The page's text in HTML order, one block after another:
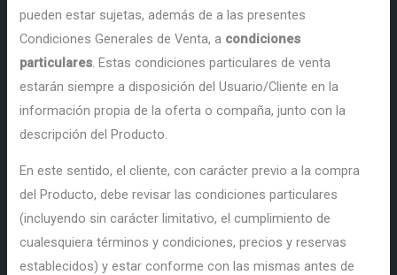
pueden estar sujetas, además de a las presentes
Condiciones Generales de Venta, a condiciones
particulares. Estas condiciones particulares de venta
estarán siempre a disposición del Usuario/Cliente en la
información propia de la oferta o compaña, junto con la
descripción del Producto.
En este sentido, el cliente, con carácter previo a la compra
del Producto, debe revisar las condiciones particulares
(incluyendo sin carácter limitativo, el cumplimiento de
cualesquiera términos y condiciones, precios y reservas
establecidos) y estar conforme con las mismas antes de